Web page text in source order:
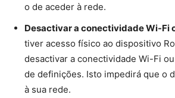
o de aceder à rede.
Desactivar a conectividade Wi-Fi
tiver acesso físico ao dispositivo
desactivar a conectividade Wi-Fi
de definições. Isto impedirá que o
à sua rede.